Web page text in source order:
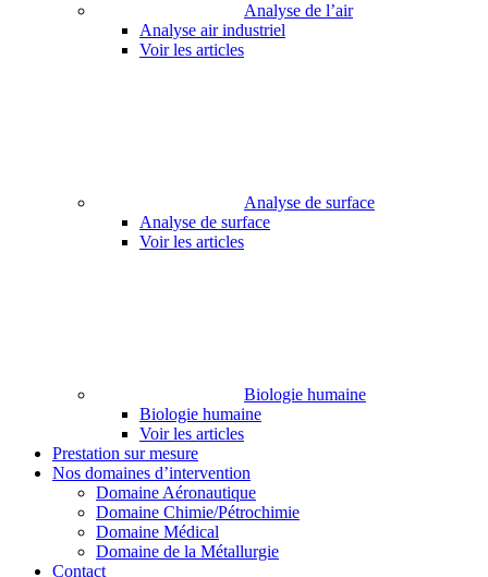
Analyse de l’air
Analyse air industriel
Voir les articles
Analyse de surface
Analyse de surface
Voir les articles
Biologie humaine
Biologie humaine
Voir les articles
Prestation sur mesure
Nos domaines d’intervention
Domaine Aéronautique
Domaine Chimie/Pétrochimie
Domaine Médical
Domaine de la Métallurgie
Contact